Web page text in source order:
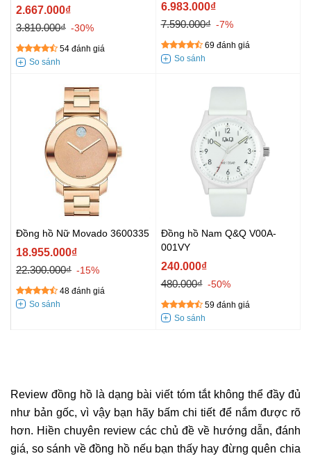
2.667.000₫
3.810.000₫ -30%
54 đánh giá
6.983.000₫
7.590.000₫ -7%
69 đánh giá
Đồng hồ Nữ Movado 3600335
18.955.000₫
22.300.000₫ -15%
48 đánh giá
Đồng hồ Nam Q&Q V00A-
001VY
240.000₫
480.000₫ -50%
59 đánh giá
Review đồng hồ là dạng bài viết tóm tắt không thể đầy đủ
như bản gốc, vì vậy bạn hãy bấm chi tiết để nắm được rõ
hơn. Hiền chuyên review các chủ đề về hướng dẫn, đánh
giá, so sánh về đồng hồ nếu bạn thấy hay đừng quên chia